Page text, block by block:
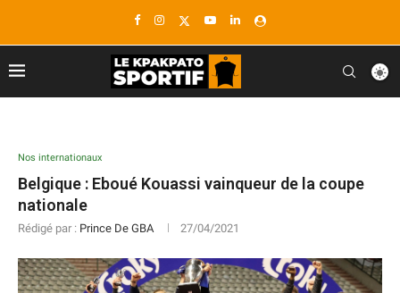
Nos internationaux
Belgique : Eboué Kouassi vainqueur de la coupe
nationale
Rédigé par : Prince De GBA 27/04/2021